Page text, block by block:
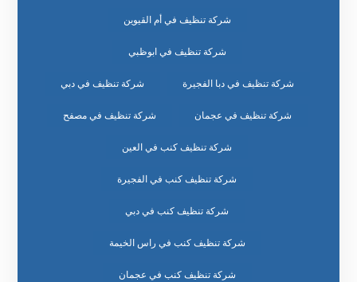
شركة تنظيف في أم القيوين
شركة تنظيف في ابوظبي
شركة تنظيف في دبا الفجيرة شركة تنظيف في دبي
شركة تنظيف في عجمان شركة تنظيف في مصفح
شركة تنظيف كنب في العين
شركة تنظيف كنب في الفجيرة
شركة تنظيف كنب في دبي
شركة تنظيف كنب في راس الخيمة
شركة تنظيف كنب في عجمان